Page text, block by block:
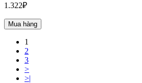
1.322₽
Mua hàng
1
2
3
>
>|